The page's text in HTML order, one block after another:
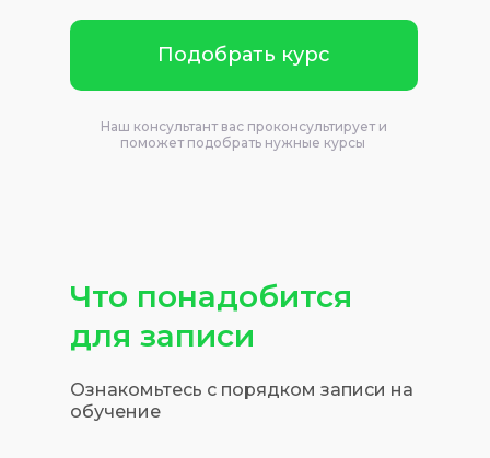
Наш консультант вас проконсультирует и
поможет подобрать нужные курсы
Подобрать курс
Что понадобится
для записи
Ознакомьтесь с порядком записи на
обучение